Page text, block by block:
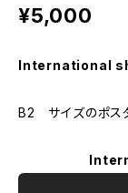
¥5,000
International
B2 サイズのポス